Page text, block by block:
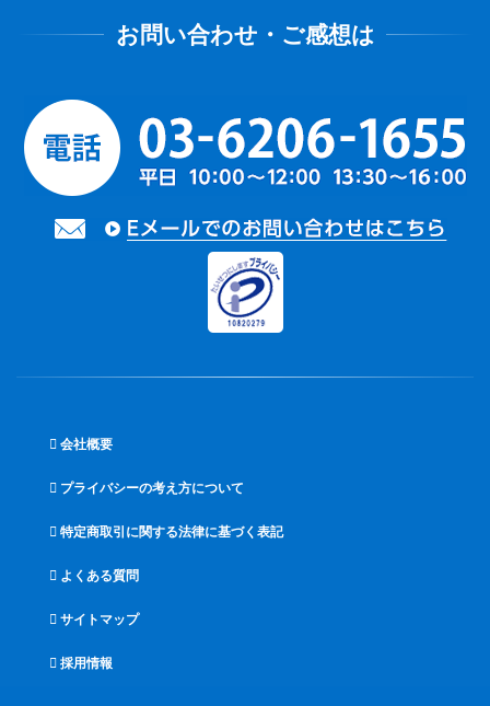
会社概要
プライバシーの考え方について
特定商取引に関する法律に基づく表記
よくある質問
サイトマップ
採用情報